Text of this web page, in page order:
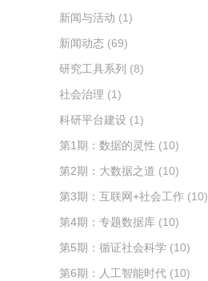
新闻与活动 (1)
新闻动态 (69)
研究工具系列 (8)
社会治理 (1)
科研平台建设 (1)
第1期：数据的灵性 (10)
第2期：大数据之道 (10)
第3期：互联网+社会工作 (10)
第4期：专题数据库 (10)
第5期：循证社会科学 (10)
第6期：人工智能时代 (10)